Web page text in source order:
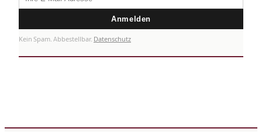
Anmelden
Kein Spam. Abbestellbar. Datenschutz